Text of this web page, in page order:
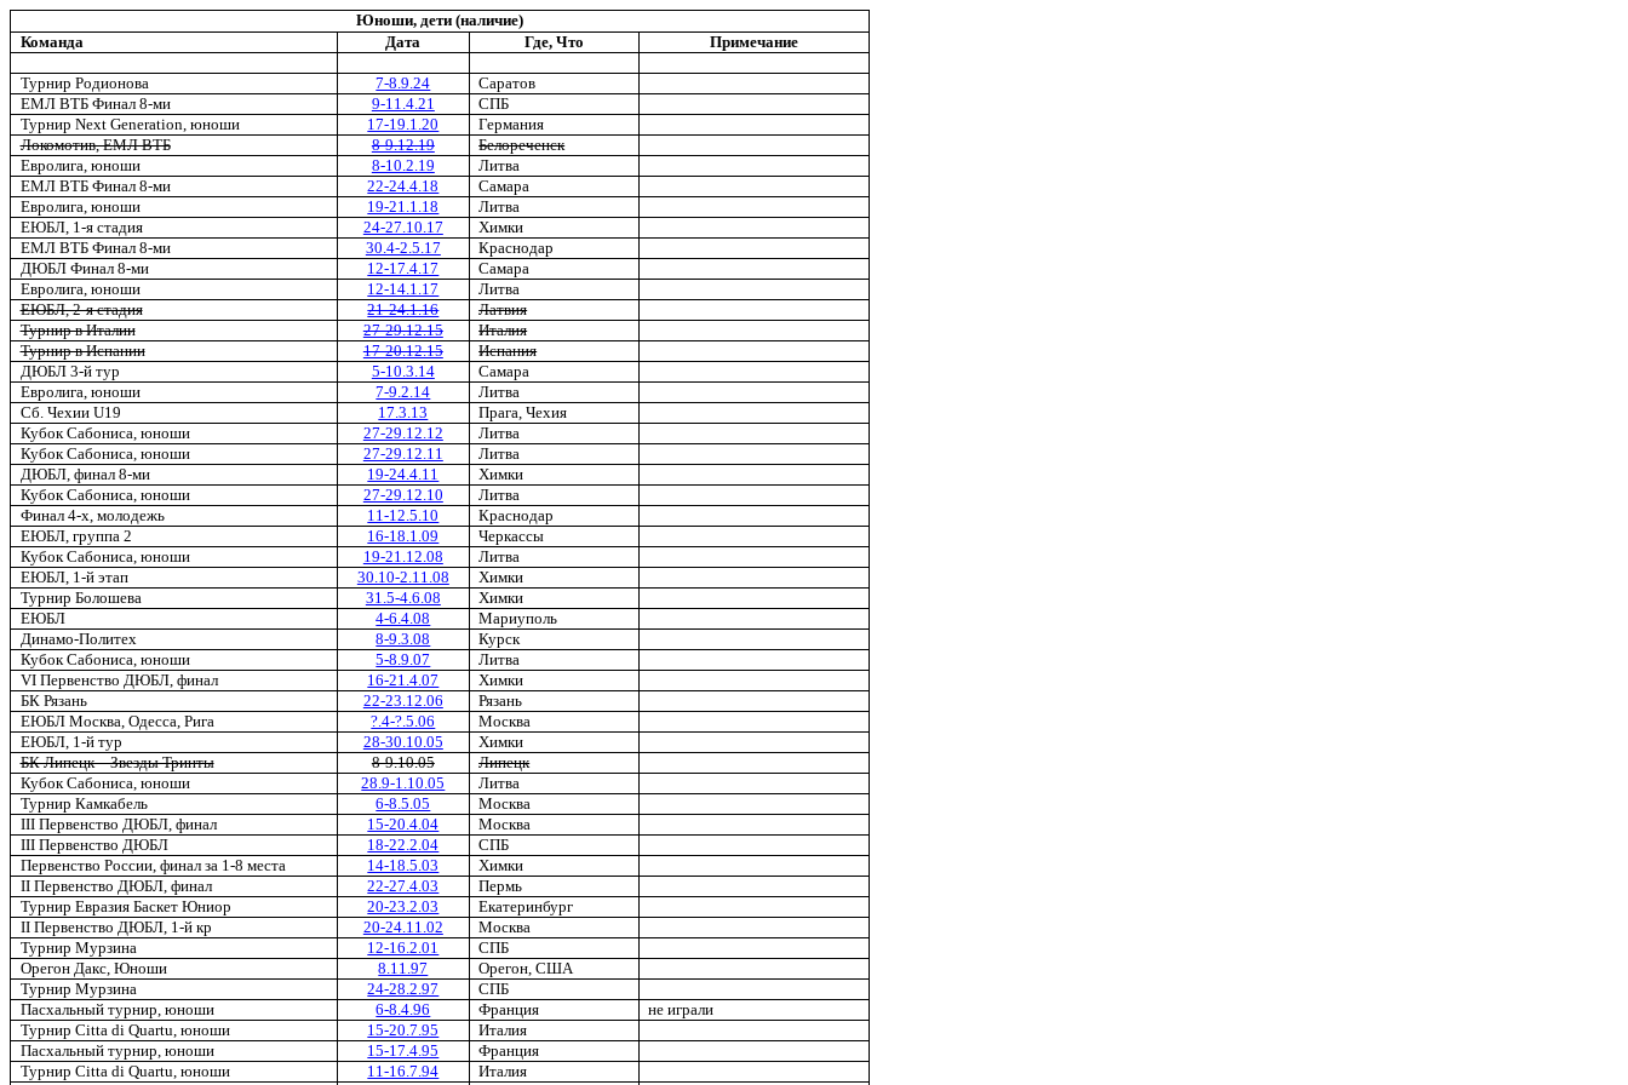
Юноши, дети (наличие)
Команда
Дата Где, Что Примечание
Турнир Родионова 7-8.9.24
Саратов
ЕМЛ ВТБ Финал 8-ми
9-11.4.21
СПБ
Турнир Next Generation, юноши
17-19.1.20
Германия
Локомотив, ЕМЛ ВТБ
8-9.12.19
Белореченск
Евролига, юноши
8-10.2.19
Литва
ЕМЛ ВТБ Финал 8-ми
22-24.4.18
Самара
Евролига, юноши
19-21.1.18
Литва
ЕЮБЛ, 1-я стадия
24-27.10.17
Химки
ЕМЛ ВТБ Финал 8-ми
30.4-2.5.17
Краснодар
ДЮБЛ Финал 8-ми
12-17.4.17
Самара
Евролига, юноши
12-14.1.17
Литва
ЕЮБЛ, 2-я стадия
21-24.1.16
Латвия
Турнир в Италии
27-29.12.15
Италия
Турнир в Испании
17-20.12.15
Испания
ДЮБЛ 3-й тур
5-10.3.14
Самара
Евролига, юноши
7-9.2.14
Литва
Сб. Чехии U19
17.3.13
Прага, Чехия
Кубок Сабониса, юноши
27-29.12.12
Литва
Кубок Сабониса, юноши
27-29.12.11
Литва
ДЮБЛ, финал 8-ми
19-24.4.11
Химки
Кубок Сабониса, юноши
27-29.12.10
Литва
Финал 4-х, молодежь
11-12.5.10
Краснодар
ЕЮБЛ, группа 2
16-18.1.09
Черкассы
Кубок Сабониса, юноши
19-21.12.08
Литва
ЕЮБЛ, 1-й этап
30.10-2.11.08
Химки
Турнир Болошева
31.5-4.6.08
Химки
ЕЮБЛ
4-6.4.08
Мариуполь
Динамо-Политех
8-9.3.08
Курск
Кубок Сабониса, юноши
5-8.9.07
Литва
VI Первенство ДЮБЛ, финал
16-21.4.07
Химки
БК Рязань
22-23.12.06
Рязань
ЕЮБЛ Москва, Одесса, Рига
?.4-?.5.06
Москва
ЕЮБЛ, 1-й тур
28-30.10.05
Химки
БК Липецк – Звезды Тринты
8-9.10.05
Липецк
Кубок Сабониса, юноши
28.9-1.10.05
Литва
Турнир Камкабель
6-8.5.05
Москва
III Первенство ДЮБЛ, финал
15-20.4.04
Москва
III Первенство ДЮБЛ
18-22.2.04
СПБ
Первенство России, финал за 1-8 места
14-18.5.03
Химки
II Первенство ДЮБЛ, финал
22-27.4.03
Пермь
Турнир Евразия Баскет Юниор
20-23.2.03
Екатеринбург
II Первенство ДЮБЛ, 1-й кр
20-24.11.02
Москва
Турнир Мурзина
12-16.2.01
СПБ
Орегон Дакс, Юноши
8.11.97
Орегон, США
Турнир Мурзина
24-28.2.97
СПБ
Пасхальный турнир, юноши
6-8.4.96 Франция
не играли
Турнир Citta di Quartu, юноши 15-20.7.95
Италия
Пасхальный турнир, юноши
15-17.4.95
Франция
Турнир Citta di Quartu, юноши 11-16.7.94
Италия